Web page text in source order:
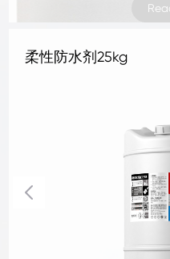
地坪抛光液4kg
地坪补强剂 1KG
地坪补强剂 4KG
混凝土密封固化剂1kg
混凝土密封固化剂4kg
水晶地坪液体硬化剂 1kg
水晶地坪液体硬化剂
地坪抛光液25kg
地坪抛光液1kg
三合一无机面涂25kg铁
罩面剂
抗碱底剂25kg
石材清洗剂B型25kg
石材清洗剂A型25kg
水性石材防护剂25kg
柔性防水剂25kg
水泥面补缝剂25kg
水泥面补孔洞剂25kg
地面防尘剂25kg
水泥面防护剂25kg
墙地面防潮剂25kg
水泥面修面剂25kg
水泥面修补液25kg
刚性防水剂25kg